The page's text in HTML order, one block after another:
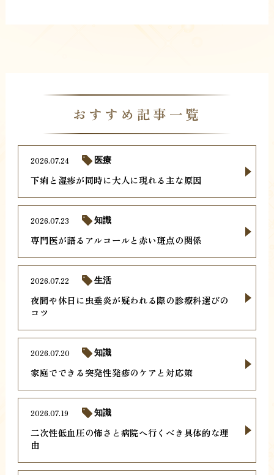
おすすめ記事一覧
下痢と湿疹が同時に大人に現れる主な原因
2026.07.24 医療
専門医が語るアルコールと赤い斑点の関係
2026.07.23 知識
夜間や休日に虫垂炎が疑われる際の診療科選びの
コツ
2026.07.22 生活
家庭でできる突発性発疹のケアと対応策
2026.07.20 知識
二次性低血圧の怖さと病院へ行くべき具体的な理
由
2026.07.19 知識